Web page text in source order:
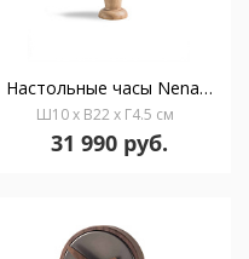
Настольные часы Nena G латунь-дуб
Ш10 x В22 x Г4.5 см
31 990 руб.